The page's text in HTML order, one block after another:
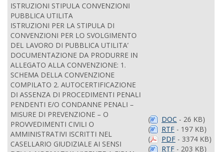
ISTRUZIONI STIPULA CONVENZIONI
PUBBLICA UTILITA
ISTRUZIONI PER LA STIPULA DI
CONVENZIONI PER LO SVOLGIMENTO
DEL LAVORO DI PUBBLICA UTILITA’
DOCUMENTAZIONE DA PRODURRE IN
ALLEGATO ALLA CONVENZIONE: 1.
SCHEMA DELLA CONVENZIONE
COMPILATO 2. AUTOCERTIFICAZIONE
DI ASSENZA DI PROCEDIMENTI PENALI
PENDENTI E/O CONDANNE PENALI –
MISURE DI PREVENZIONE – O
PROVVEDIMENTI CIVILI O
AMMINISTRATIVI ISCRITTI NEL
CASELLARIO GIUDIZIALE AI SENSI
( DOC - 26 KB)
(
RTF - 197 KB)
(
PDF - 3374 KB)
(
RTF - 203 KB)